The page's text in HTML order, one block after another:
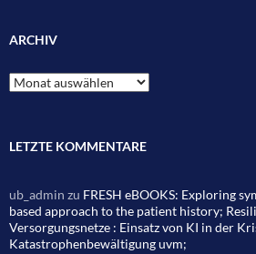
ARCHIV
Archiv
LETZTE KOMMENTARE
ub_admin zu FRESH eBOOKS: Exploring
based approach to the patient history;
Versorgungsnetze : Einsatz von KI in der
Katastrophenbewältigung uvm;